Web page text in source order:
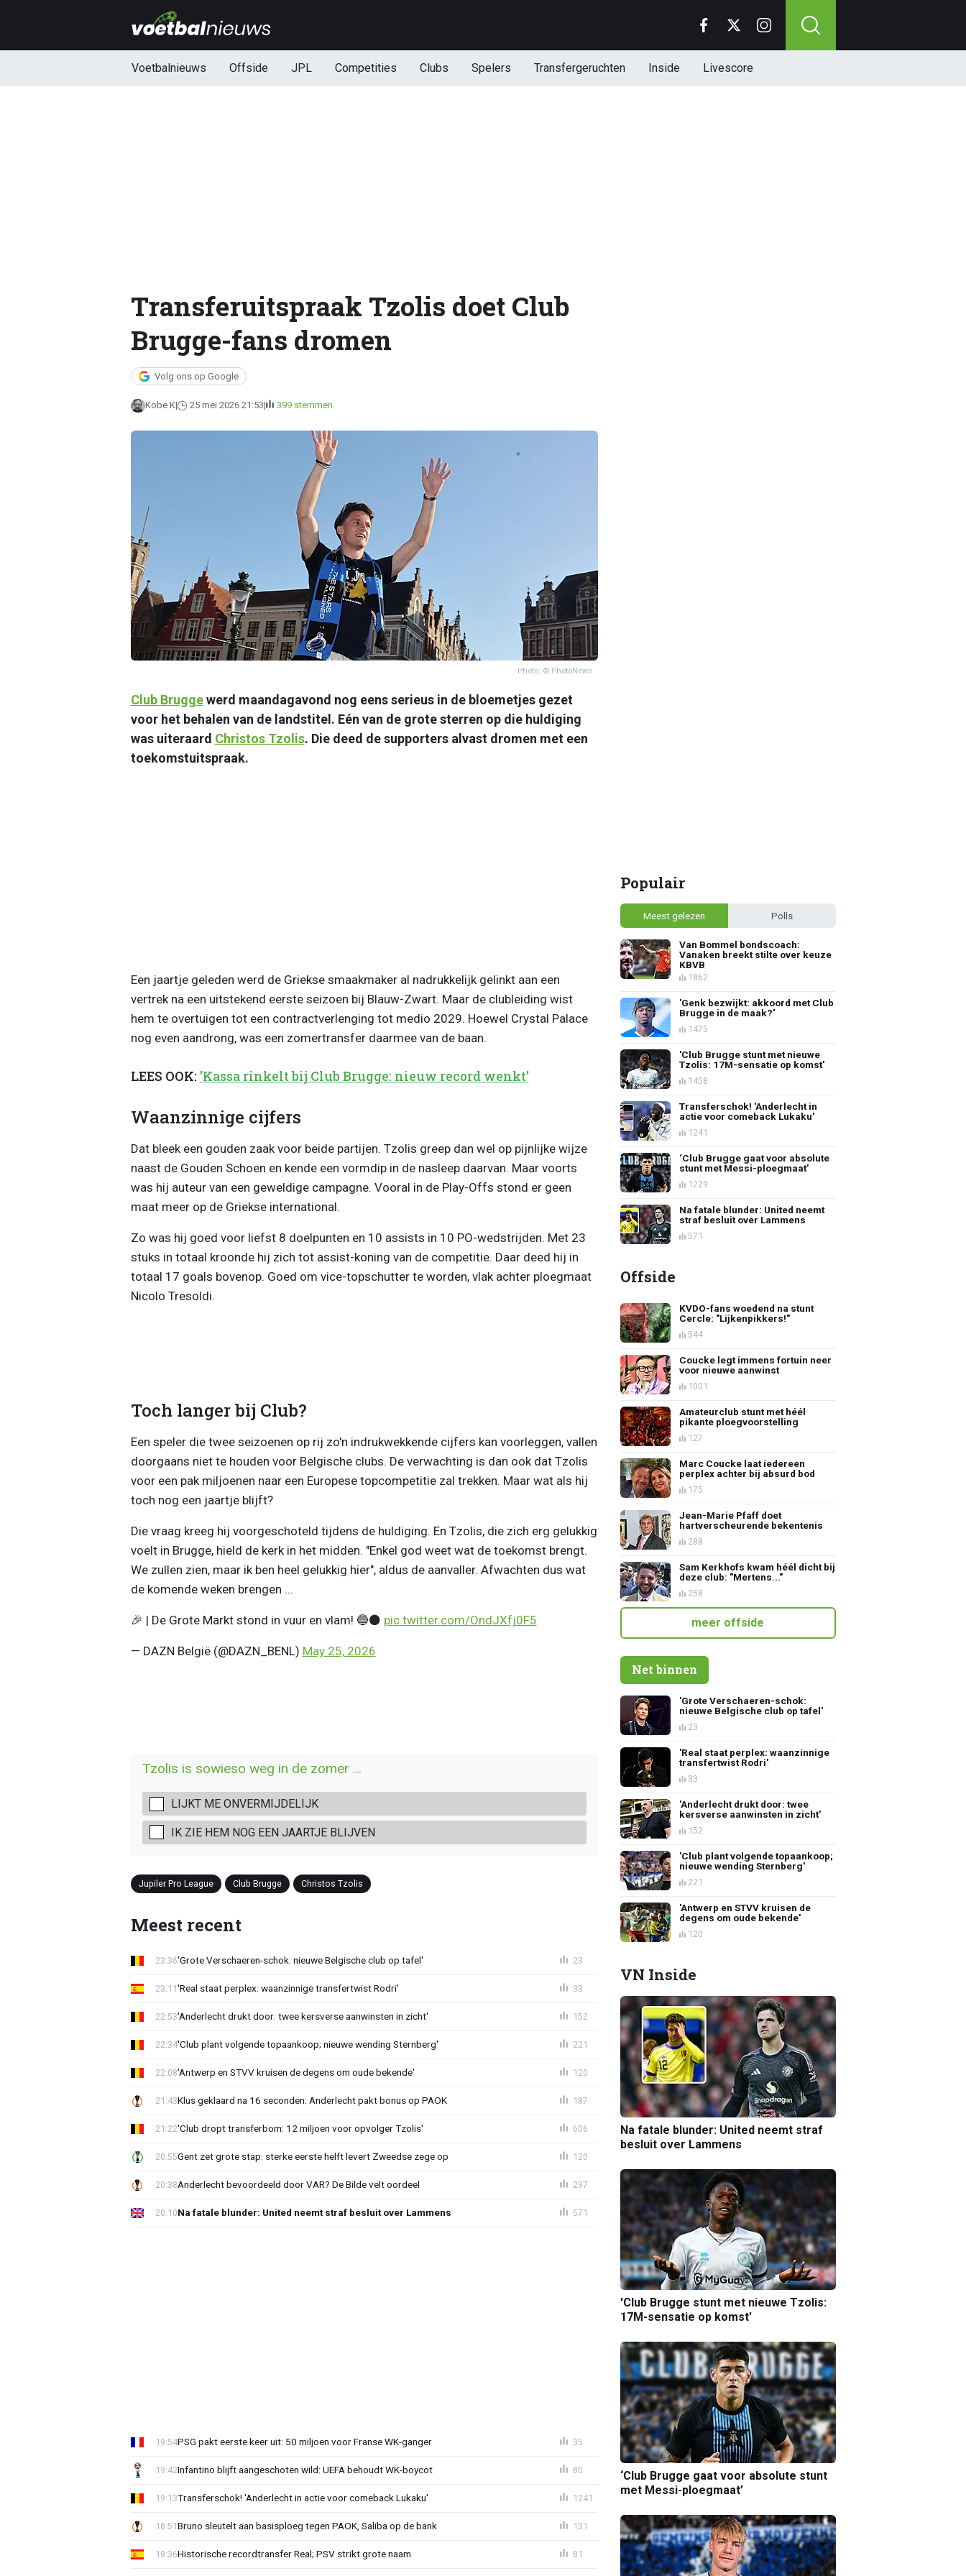
Voetbalnieuws Offside JPL Competities Clubs Spelers Transfergeruchten Inside Livescore
Transferuitspraak Tzolis doet Club
Brugge-fans dromen
Volg ons op Google
Kobe K 25 mei 2026 21:53 399 stemmen
Photo: © PhotoNews
Club Bruggewerd maandagavond nog eens serieus in de bloemetjes gezet
voor het behalen van de landstitel. Eén van de grote sterren op die huldiging
was uiteraard Christos Tzolis. Die deed de supporters alvast dromen met een
toekomstuitspraak.
Een jaartje geleden werd de Griekse smaakmaker al nadrukkelijk gelinkt aan een
vertrek na een uitstekend eerste seizoen bij Blauw-Zwart. Maar de clubleiding wist
hem te overtuigen tot een contractverlenging tot medio 2029. Hoewel Crystal Palace
nog even aandrong, was een zomertransfer daarmee van de baan.
LEES OOK: 'Kassa rinkelt bij Club Brugge: nieuw record wenkt'
Waanzinnige cijfers
Dat bleek een gouden zaak voor beide partijen. Tzolis greep dan wel op pijnlijke wijze
naast de Gouden Schoen en kende een vormdip in de nasleep daarvan. Maar voorts
was hij auteur van een geweldige campagne. Vooral in de Play-Offs stond er geen
maat meer op de Griekse international.
Zo was hij goed voor liefst 8 doelpunten en 10 assists in 10 PO-wedstrijden. Met 23
stuks in totaal kroonde hij zich tot assist-koning van de competitie. Daar deed hij in
totaal 17 goals bovenop. Goed om vice-topschutter te worden, vlak achter ploegmaat
Nicolo Tresoldi.
Toch langer bij Club?
Een speler die twee seizoenen op rij zo'n indrukwekkende cijfers kan voorleggen, vallen
doorgaans niet te houden voor Belgische clubs. De verwachting is dan ook dat Tzolis
voor een pak miljoenen naar een Europese topcompetitie zal trekken. Maar wat als hij
toch nog een jaartje blijft?
Die vraag kreeg hij voorgeschoteld tijdens de huldiging. En Tzolis, die zich erg gelukkig
voelt in Brugge, hield de kerk in het midden. "Enkel god weet wat de toekomst brengt.
We zullen zien, maar ik ben heel gelukkig hier", aldus de aanvaller. Afwachten dus wat
de komende weken brengen ...
🎉 | De Grote Markt stond in vuur en vlam! 🔵⚫️ pic.twitter.com/OndJXfj0F5
— DAZN België (@DAZN_BENL) May 25, 2026
Tzolis is sowieso weg in de zomer ...
LIJKT ME ONVERMIJDELIJK
IK ZIE HEM NOG EEN JAARTJE BLIJVEN
Jupiler Pro League Club Brugge Christos Tzolis
Meest recent
'Grote Verschaeren-schok: nieuwe Belgische club op tafel'
23:36 23
'Real staat perplex: waanzinnige transfertwist Rodri'
23:11 33
'Anderlecht drukt door: twee kersverse aanwinsten in zicht'
22:53 152
'Club plant volgende topaankoop; nieuwe wending Sternberg'
22:34 221
'Antwerp en STVV kruisen de degens om oude bekende'
22:08 120
Klus geklaard na 16 seconden: Anderlecht pakt bonus op PAOK
21:43 187
'Club dropt transferbom: 12 miljoen voor opvolger Tzolis'
21:22 606
Gent zet grote stap: sterke eerste helft levert Zweedse zege op
20:55 120
Anderlecht bevoordeeld door VAR? De Bilde velt oordeel
20:38 297
Na fatale blunder: United neemt straf besluit over Lammens
20:10 571
PSG pakt eerste keer uit: 50 miljoen voor Franse WK-ganger
19:54 35
Infantino blijft aangeschoten wild: UEFA behoudt WK-boycot
19:42 80
Transferschok! 'Anderlecht in actie voor comeback Lukaku'
19:13 1241
Bruno sleutelt aan basisploeg tegen PAOK, Saliba op de bank
18:51 131
Historische recordtransfer Real; PSV strikt grote naam
18:36 81
Populair
Meest gelezen Polls
Van Bommel bondscoach:
Vanaken breekt stilte over keuze
KBVB
1862
'Genk bezwijkt: akkoord met Club
Brugge in de maak?'
1475
'Club Brugge stunt met nieuwe
Tzolis: 17M-sensatie op komst'
1458
Transferschok! 'Anderlecht in
actie voor comeback Lukaku'
1241
‘Club Brugge gaat voor absolute
stunt met Messi-ploegmaat’
1229
Na fatale blunder: United neemt
straf besluit over Lammens
571
Offside
KVDO-fans woedend na stunt
Cercle: "Lijkenpikkers!"
544
Coucke legt immens fortuin neer
voor nieuwe aanwinst
1001
Amateurclub stunt met héél
pikante ploegvoorstelling
127
Marc Coucke laat iedereen
perplex achter bij absurd bod
175
Jean-Marie Pfaff doet
hartverscheurende bekentenis
288
Sam Kerkhofs kwam héél dicht bij
deze club: "Mertens..."
258
meer offside
Net binnen
'Grote Verschaeren-schok:
nieuwe Belgische club op tafel'
23
'Real staat perplex: waanzinnige
transfertwist Rodri'
33
'Anderlecht drukt door: twee
kersverse aanwinsten in zicht'
152
'Club plant volgende topaankoop;
nieuwe wending Sternberg'
221
'Antwerp en STVV kruisen de
degens om oude bekende'
120
VN Inside
Na fatale blunder: United neemt straf
besluit over Lammens
'Club Brugge stunt met nieuwe Tzolis:
17M-sensatie op komst'
‘Club Brugge gaat voor absolute stunt
met Messi-ploegmaat’